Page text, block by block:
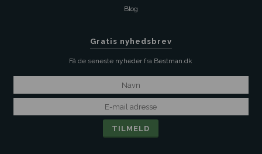
Blog
Gratis nyhedsbrev
Få de seneste nyheder fra Bestman.dk